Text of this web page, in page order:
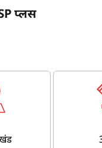
प्लस